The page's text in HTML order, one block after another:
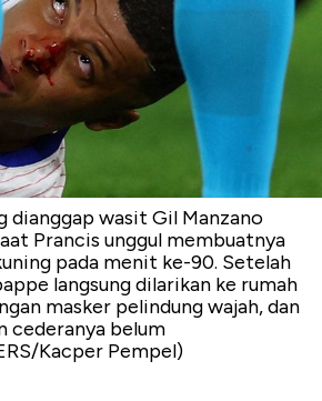
dianggap wasit Gil Manzano
Prancis unggul membuatnya
pada menit ke-90. Setelah
langsung dilarikan ke rumah
masker pelindung wajah, dan
cederanya belum
Kacper Pempel)